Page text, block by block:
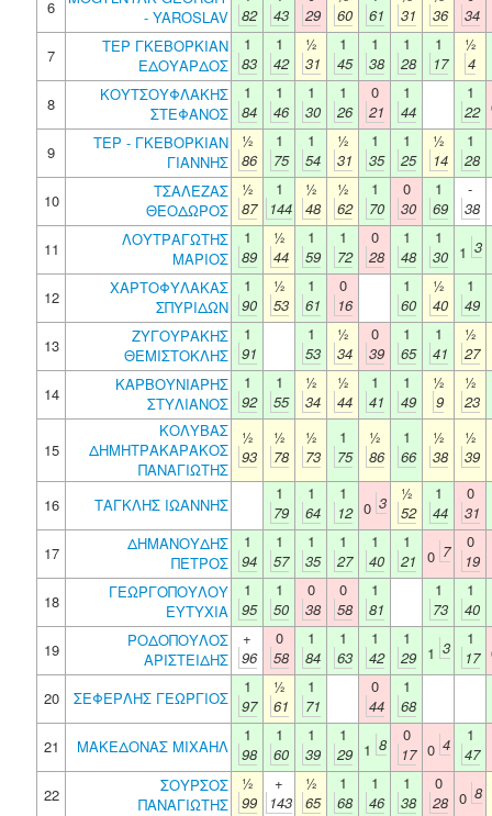
6
- YAROSLAV
82
43
29
60
61
31
36
34
7
ΤΕΡ ΓΚΕΒΟΡΚΙΑΝ
ΕΔΟΥΑΡΔΟΣ
1
83
1
42
½
31
1
45
1
38
1
28
1
17
½
4
8
ΚΟΥΤΣΟΥΦΛΑΚΗΣ
ΣΤΕΦΑΝΟΣ
1
84
1
46
1
30
1
26
0
21
1
44
1
22
9
ΤΕΡ - ΓΚΕΒΟΡΚΙΑΝ
ΓΙΑΝΝΗΣ
½
86
1
75
1
54
½
31
1
35
1
25
½
14
1
28
10
ΤΣΑΛΕΖΑΣ
ΘΕΟΔΩΡΟΣ
½
87
1
144
½
48
½
62
1
70
0
30
1
69
-
38
11
ΛΟΥΤΡΑΓΩΤΗΣ
ΜΑΡΙΟΣ
1
89
½
44
1
59
1
72
0
28
1
48
1
30
1 3
12
ΧΑΡΤΟΦΥΛΑΚΑΣ
ΣΠΥΡΙΔΩΝ
1
90
½
53
1
61
0
16
1
60
½
40
1
49
13
ΖΥΓΟΥΡΑΚΗΣ
ΘΕΜΙΣΤΟΚΛΗΣ
1
91
1
53
½
34
0
39
1
65
1
41
½
27
14
ΚΑΡΒΟΥΝΙΑΡΗΣ
ΣΤΥΛΙΑΝΟΣ
1
92
1
55
½
34
½
44
1
41
1
49
½
9
½
23
15
ΚΟΛΥΒΑΣ
ΔΗΜΗΤΡΑΚΑΡΑΚΟΣ
ΠΑΝΑΓΙΩΤΗΣ
½
93
½
78
½
73
1
75
½
86
1
66
½
38
½
39
16 ΤΑΓΚΛΗΣ ΙΩΑΝΝΗΣ
1
79
1
64
1
12 0 3
½
52
1
44
0
31
17
ΔΗΜΑΝΟΥΔΗΣ
ΠΕΤΡΟΣ
1
94
1
57
1
35
1
27
1
40
1
21 0 7
0
19
18
ΓΕΩΡΓΟΠΟΥΛΟΥ
ΕΥΤΥΧΙΑ
1
95
1
50
0
38
0
58
1
81
1
73
1
40
19
ΡΟΔΟΠΟΥΛΟΣ
ΑΡΙΣΤΕΙΔΗΣ
+
96
0
58
1
84
1
63
1
42
1
29
1 3
1
17
20 ΣΕΦΕΡΛΗΣ ΓΕΩΡΓΙΟΣ
1
97
½
61
1
71
0
44
1
68
21
ΜΑΚΕΔΟΝΑΣ ΜΙΧΑΗΛ
1
98
1
60
1
39
1
29
1 8
0
17 0 4
1
47
22
ΣΟΥΡΣΟΣ
ΠΑΝΑΓΙΩΤΗΣ
½
99
+
143
½
65
1
68
1
46
1
38
0
28 0 8